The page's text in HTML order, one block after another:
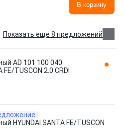
В корзину
Показать еще 8 предложений
AD 101 100 040
FE/TUSCON 2.0 CRDI
HYUNDAI SANTA FE/TUSCON